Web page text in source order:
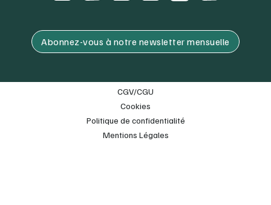
Abonnez-vous à notre newsletter mensuelle
CGV/CGU
Cookies
Politique de confidentialité
Mentions Légales